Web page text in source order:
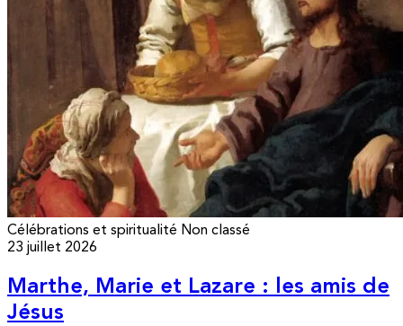
Célébrations et spiritualité Non classé
23 juillet 2026
Marthe, Marie et Lazare : les amis de
Jésus